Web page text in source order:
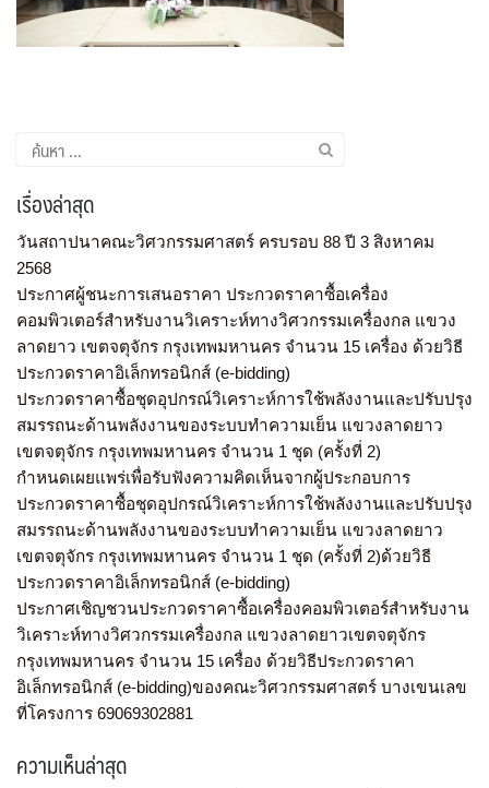
เรื่องล่าสุด
วันสถาปนาคณะวิศวกรรมศาสตร์ ครบรอบ 88 ปี 3 สิงหาคม
2568
ประกาศผู้ชนะการเสนอราคา ประกวดราคาซื้อเครื่อง
คอมพิวเตอร์สำหรับงานวิเคราะห์ทางวิศวกรรมเครื่องกล แขวง
ลาดยาว เขตจตุจักร กรุงเทพมหานคร จำนวน 15 เครื่อง ด้วยวิธี
ประกวดราคาอิเล็กทรอนิกส์ (e-bidding)
ประกวดราคาซื้อชุดอุปกรณ์วิเคราะห์การใช้พลังงานและปรับปรุง
สมรรถนะด้านพลังงานของระบบทำความเย็น แขวงลาดยาว
เขตจตุจักร กรุงเทพมหานคร จำนวน 1 ชุด (ครั้งที่ 2)
กำหนดเผยแพร่เพื่อรับฟังความคิดเห็นจากผู้ประกอบการ
ประกวดราคาซื้อชุดอุปกรณ์วิเคราะห์การใช้พลังงานและปรับปรุง
สมรรถนะด้านพลังงานของระบบทำความเย็น แขวงลาดยาว
เขตจตุจักร กรุงเทพมหานคร จำนวน 1 ชุด (ครั้งที่ 2)ด้วยวิธี
ประกวดราคาอิเล็กทรอนิกส์ (e-bidding)
ประกาศเชิญชวนประกวดราคาซื้อเครื่องคอมพิวเตอร์สำหรับงาน
วิเคราะห์ทางวิศวกรรมเครื่องกล แขวงลาดยาวเขตจตุจักร
กรุงเทพมหานคร จำนวน 15 เครื่อง ด้วยวิธีประกวดราคา
อิเล็กทรอนิกส์ (e-bidding)ของคณะวิศวกรรมศาสตร์ บางเขนเลข
ที่โครงการ 69069302881
ความเห็นล่าสุด